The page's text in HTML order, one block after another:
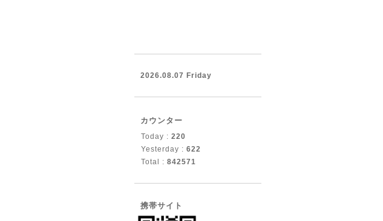
2026.08.07 Friday
カウンター
Today : 220
Yesterday : 622
Total : 842571
携帯サイト